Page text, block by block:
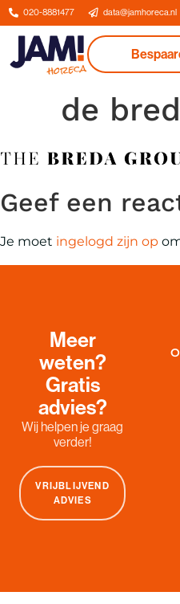
020-8881477 data@jamhoreca.nl
de
Geef een
Je moet ingelogd zijn op
Meer
weten?
Gratis
advies?
Wij helpen je graag
verder!
VRIJBLIJVEND
ADVIES